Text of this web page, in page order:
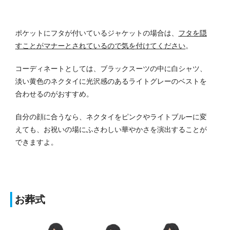
ポケットにフタが付いているジャケットの場合は、 フタを隠
すことがマナーとされているので気を付けてください。
コーディネートとしては、ブラックスーツの中に白シャツ、
淡い黄色のネクタイに光沢感のあるライトグレーのベストを
合わせるのがおすすめ。
自分の顔に合うなら、ネクタイをピンクやライトブルーに変
えても、お祝いの場にふさわしい華やかさを演出することが
できますよ。
お葬式